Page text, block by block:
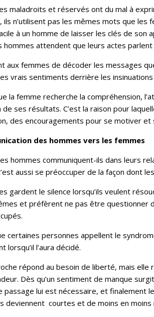
maladroits et réservés ont du mal à
ils n’utilisent pas les mêmes mots que
à un homme de laisser les clés de
hommes attendent que leurs actes
aux femmes de décoder les messages
vrais sentiments derrière les
la femme recherche la compréhension,
de ses résultats. C’est la raison pour
des encouragements pour se motiver
des hommes vers les femmes
hommes communiquent-ils dans leurs
aussi se préoccuper de la façon dont
gardent le silence lorsqu’ils veulent
et préfèrent ne pas être questionner
certaines personnes appellent le
lorsqu’il l’aura décidé.
répond au besoin de liberté, mais elle
Dès qu’un sentiment de manque
passage lui est nécessaire, et finalement
deviennent courtes et de moins en moins